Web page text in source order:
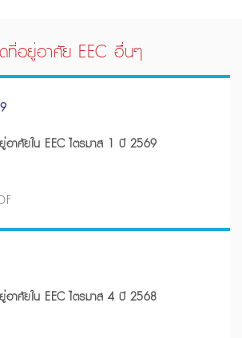
อยู่อาศัย EEC อื่นๆ
าศัยใน EEC ไตรมาส 1 ปี 2569
าศัยใน EEC ไตรมาส 4 ปี 2568